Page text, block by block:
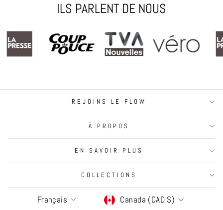
ILS PARLENT DE NOUS
REJOINS LE FLOW
À PROPOS
EN SAVOIR PLUS
COLLECTIONS
Langue
Français Devise
Canada (CAD $)